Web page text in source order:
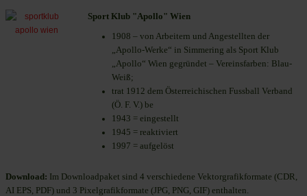
Sport Klub "Apollo" Wien
1908 – von Arbeitern und Angestellten der
„Apollo-Werke“ in Simmering als Sport Klub
„Apollo“ Wien gegründet – Vereinsfarben: Blau-
Weiß;
trat 1912 dem Österreichischen Fussball Verband
(Ö. F. V.) be
1943 = eingestellt
1945 = reaktiviert
1997 = aufgelöst
Download: Im Downloadpaket sind 4 verschiedene Vektorgrafikformate (CDR,
AI EPS, PDF) und 3 Pixelgrafikformate (JPG, PNG, GIF) enthalten.